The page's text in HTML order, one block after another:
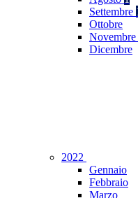
Settembre
Ottobre
Novembre
Dicembre
2022
Gennaio
Febbraio
Marzo